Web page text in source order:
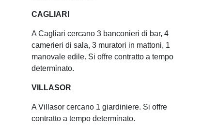
CAGLIARI
A Cagliari cercano 3 banconieri di bar, 4
camerieri di sala, 3 muratori in mattoni, 1
manovale edile. Si offre contratto a tempo
determinato.
VILLASOR
A Villasor cercano 1 giardiniere. Si offre
contratto a tempo determinato.